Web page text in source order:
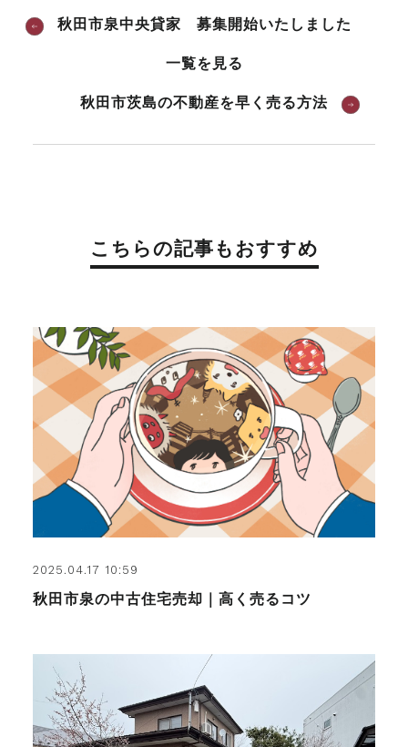
秋田市泉中央貸家 募集開始いたしました
一覧を見る
秋田市茨島の不動産を早く売る方法
こちらの記事もおすすめ
2025.04.17 10:59
秋田市泉の中古住宅売却｜高く売るコツ